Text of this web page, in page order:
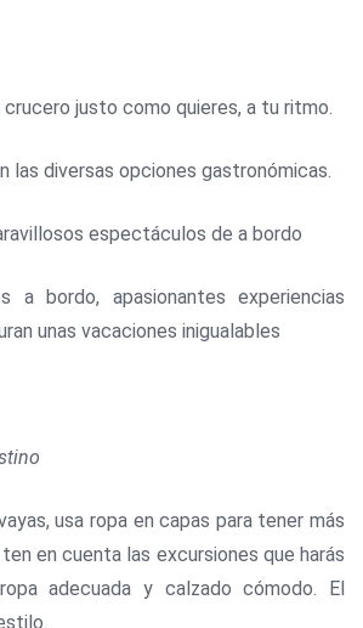
justo como quieres, a tu ritmo.
las diversas opciones gastronómicas.
espectáculos de a bordo
a bordo, apasionantes experiencias
unas vacaciones inigualables
usa ropa en capas para tener más
en cuenta las excursiones que harás
adecuada y calzado cómodo. El